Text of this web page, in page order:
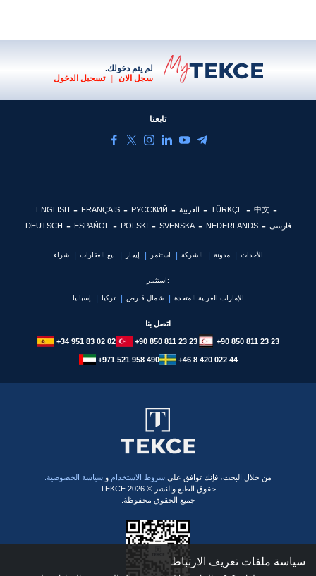
لم يتم دخولك.
سجل الان
| تسجيل الدخول
تابعنا
ENGLISH FRANÇAIS РУССКИЙ العربية TÜRKÇE
中文
DEUTSCH
ESPAÑOL POLSKI SVENSKA NEDERLANDS فارسی
شراء بيع العقارات إيجار استثمر الشركة مدونة الأحداث
استثمر:
إسبانيا تركيا شمال قبرص الإمارات العربية المتحدة
اتصل بنا
+34 951 83 02 02 +90 850 811 23 23 +90 850 811 23 23
+971 521 958 490 +46 8 420 022 44
​من خلال البحث، فإنك توافق على شروط الاستخدام و سياسة الخصوصية.
حقوق الطبع والنشر © 2026 TEKCE
جميع الحقوق محفوظة.
سياسة ملفات تعريف الارتباط